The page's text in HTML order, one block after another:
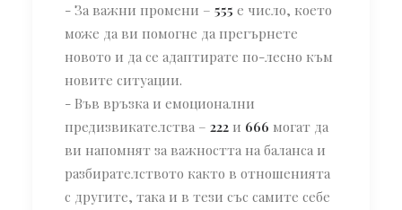
- За важни промени – 555 е число, което
може да ви помогне да прегърнете
новото и да се адаптирате по-лесно към
новите ситуации.
- Във връзка и емоционални
предизвикателства – 222 и 666 могат да
ви напомнят за важността на баланса и
разбирателството както в отношенията
с другите, така и в тези със самите себе